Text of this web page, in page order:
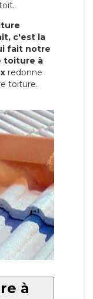
c'est la
fait notre
toiture à
redonne
toiture.
à